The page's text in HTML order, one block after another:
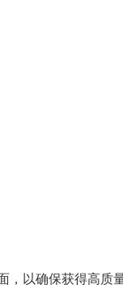
，以确保获得高质